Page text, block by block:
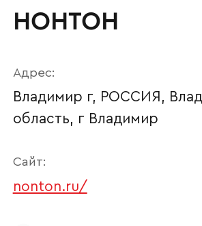
НОНТОН
Адрес:
Владимир г, РОССИЯ,
область, г Владимир
Сайт:
nonton.ru/